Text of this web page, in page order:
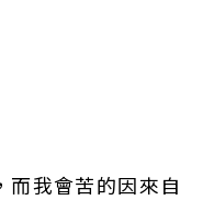
而我會苦的因來自